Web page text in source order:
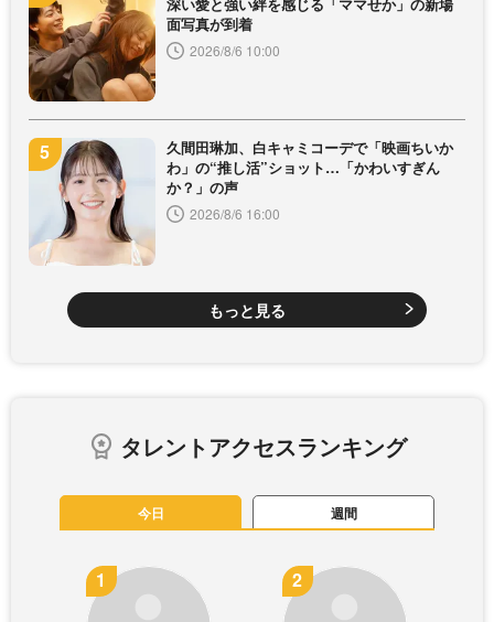
面写真が到着
2026/8/6 10:00
久間田琳加、白キャミコーデで「映画ちいか
わ」の“推し活”ショット…「かわいすぎん
か？」の声
2026/8/6 16:00
もっと見る
タレントアクセスランキング
今日 週間